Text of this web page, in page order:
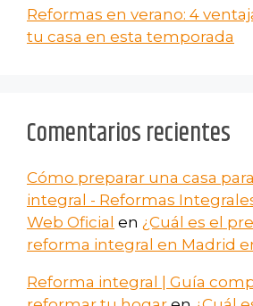
Reformas en verano​: 4
tu casa en esta temporada
Comentarios recientes
Cómo preparar una casa
integral - Reformas
Web Oficial en ¿Cuál es el
reforma integral en Madrid
Reforma integral | Guía